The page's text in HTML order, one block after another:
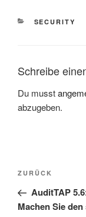
KATEGORIEN
SECURITY
Schreibe
Du musst
abzugeben.
Vorheriger
Beitrag
ZURÜCK
AuditTAP
Machen Sie